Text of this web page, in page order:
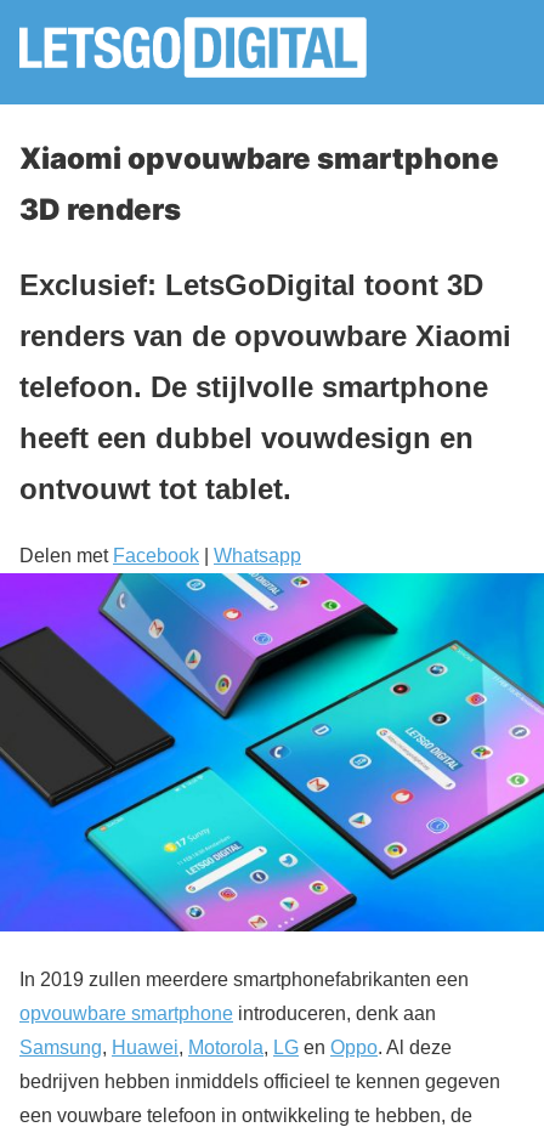
Xiaomi opvouwbare smartphone
3D renders
Exclusief: LetsGoDigital toont 3D
renders van de opvouwbare Xiaomi
telefoon. De stijlvolle smartphone
heeft een dubbel vouwdesign en
ontvouwt tot tablet.
Delen met Facebook Whatsapp
In 2019 zullen meerdere smartphonefabrikanten een
opvouwbare smartphone introduceren, denk aan
Samsung, Huawei, Motorola, LG en Oppo. Al deze
bedrijven hebben inmiddels officieel te kennen gegeven
een vouwbare telefoon in ontwikkeling te hebben, de